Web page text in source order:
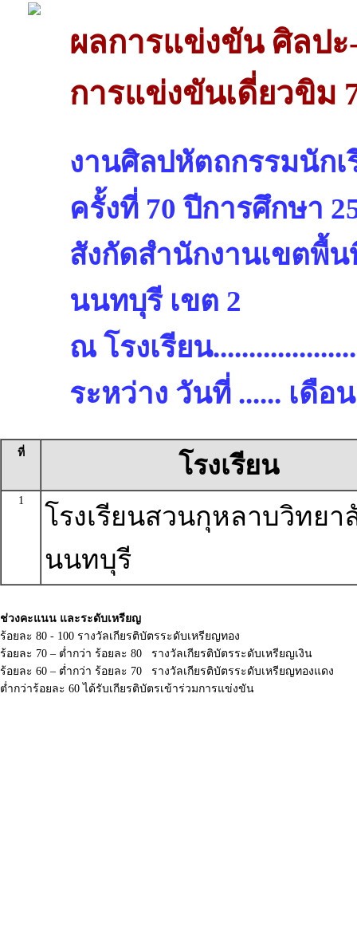
ผลการแข่งขัน ศิลป
การแข่งขันเดี่ยวขิม
งานศิลปหัตถกรรมนัก
ครั้งที่ 70 ปีการศึกษา
สังกัดสำนักงานเขตพื้
นนทบุรี เขต 2
ณ โรงเรียน
ระหว่าง วันที่ ...... เดือ
ที่ โรงเรียน
1
โรงเรียนสวนกุหลาบวิทยา
นนทบุรี
ช่วงคะแนน และระดับเหรียญ
ร้อยละ 80 - 100 รางวัลเกียรติบัตรระดับเหรียญทอง
ร้อยละ 70 – ต่ำกว่า ร้อยละ 80 รางวัลเกียรติบัตรระดับเหรียญเงิน
ร้อยละ 60 – ต่ำกว่า ร้อยละ 70 รางวัลเกียรติบัตรระดับเหรียญทองแดง
ต่ำกว่าร้อยละ 60 ได้รับเกียรติบัตรเข้าร่วมการแข่งขัน